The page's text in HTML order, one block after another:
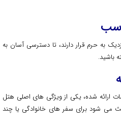
به حرم قرار دارند، تا دسترسی آسان به
باشید.
ارائه‌ شده، یکی از ویژگی‌ های اصلی هتل‌
شود برای سفر های خانوادگی یا چند